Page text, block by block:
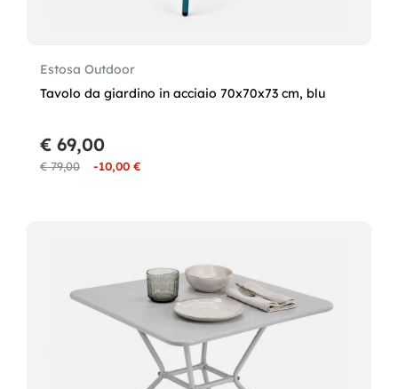
Estosa Outdoor
Tavolo da giardino in acciaio 70x70x73 cm, blu
€ 79,00 -10,00 €
€ 69,00